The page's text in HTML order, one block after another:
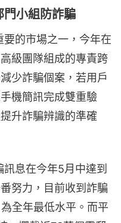
門小組防詐騙
的市場之一，今年在
級團隊組成的專責跨
少詐騙個案，若用戶
機簡訊完成雙重驗
升詐騙辨識的準確
息在今年5月中達到
努力，目前收到詐騙
全年最低水平。而平